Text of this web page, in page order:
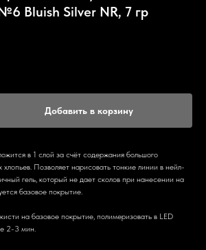
Bluish Silver NR, 7 гр
Добавить в корзину
в 1 слой за счёт содержания большого
хлопьев. Позволяет нарисовать тонкие линии в нейл-
гель, который не дает сколов при нанесении на
базовое покрытие.
на базовое покрытие, полимеризовать в LED
2-3 мин.